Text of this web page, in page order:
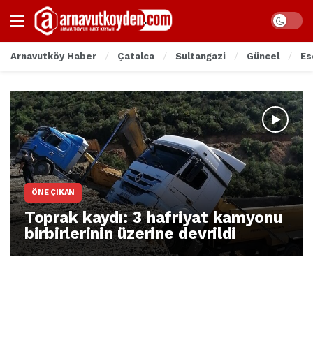
Arnavutköy Haber Çatalca Sultangazi Güncel
ÖNE ÇIKAN
Toprak kaydı: 3 hafriyat kamyonu
birbirlerinin üzerine devrildi